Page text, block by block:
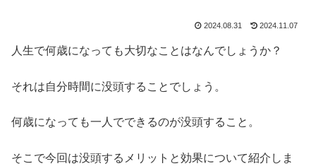
2024.08.31 2024.11.07
人生で何歳になっても大切なことはなんでしょうか？
それは自分時間に没頭することでしょう。
何歳になっても一人でできるのが没頭すること。
そこで今回は没頭するメリットと効果について紹介しま